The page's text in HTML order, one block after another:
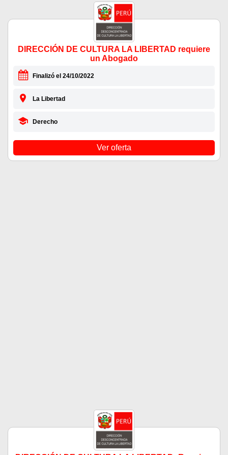
DIRECCIÓN DE CULTURA LA LIBERTAD requiere
un Abogado
Finalizó el 24/10/2022
La Libertad
Derecho
Ver oferta